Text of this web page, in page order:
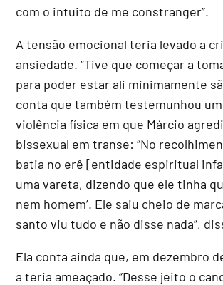
com o intuito de me constranger”.
A tensão emocional teria levado a
ansiedade. “Tive que começar a
para poder estar ali minimamente
conta que também testemunhou
violência física em que Márcio
bissexual em transe: “No
batia no erê [entidade espiritual
uma vareta, dizendo que ele tinha
nem homem’. Ele saiu cheio de
santo viu tudo e não disse nada”,
Ela conta ainda que, em dezembro
a teria ameaçado. “Desse jeito o